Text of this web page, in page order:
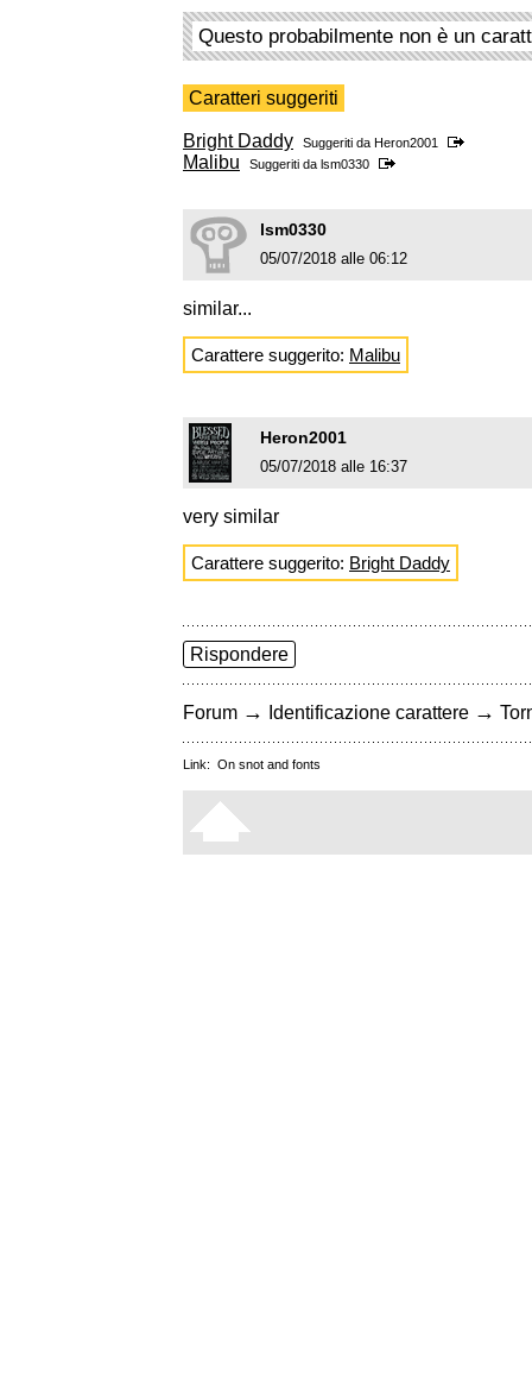
Questo probabilmente non è un
Caratteri suggeriti
Bright Daddy Suggeriti da Heron2001
Malibu Suggeriti da lsm0330
lsm0330
05/07/2018 alle 06:12
similar...
Carattere suggerito: Malibu
Heron2001
05/07/2018 alle 16:37
very similar
Carattere suggerito: Bright Daddy
Rispondere
Forum → Identificazione carattere →
Link: On snot and fonts